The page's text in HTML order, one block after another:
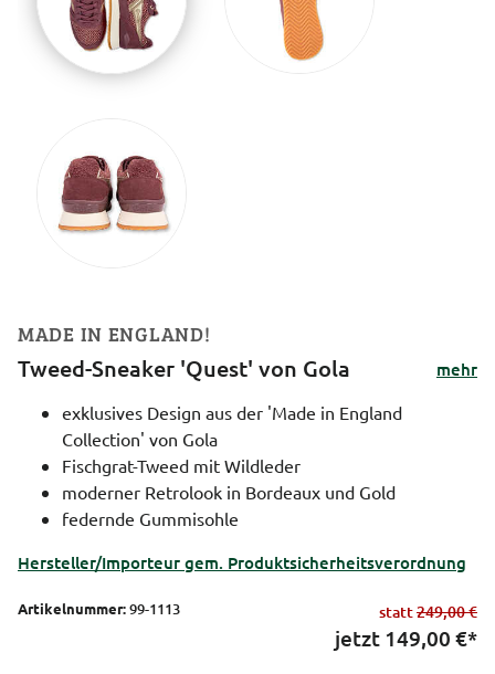
MADE IN ENGLAND!
Tweed-Sneaker 'Quest' von Gola
mehr
exklusives Design aus der 'Made in England
Collection' von Gola
Fischgrat-Tweed mit Wildleder
moderner Retrolook in Bordeaux und Gold
federnde Gummisohle
Hersteller/Importeur gem. Produktsicherheitsverordnung
Artikelnummer:99-1113 statt249,00 €
jetzt 149,00 €*